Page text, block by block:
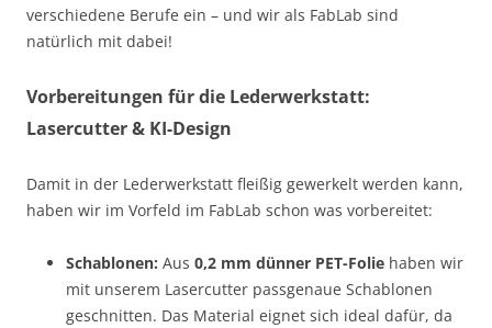
verschiedene Berufe ein – und wir als FabLab sind
natürlich mit dabei!
Vorbereitungen für die Lederwerkstatt:
Lasercutter & KI-Design
Damit in der Lederwerkstatt fleißig gewerkelt werden kann,
haben wir im Vorfeld im FabLab schon was vorbereitet:
Schablonen: Aus 0,2 mm dünner PET-Folie haben wir
mit unserem Lasercutter passgenaue Schablonen
geschnitten. Das Material eignet sich ideal dafür, da